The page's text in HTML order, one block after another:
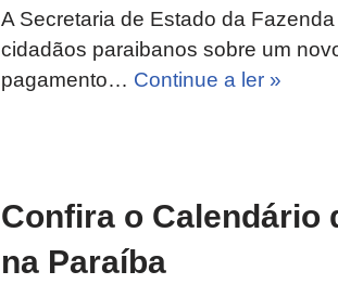
A Secretaria de Estado da
cidadãos paraibanos sobre um
pagamento… Continue a ler »
Confira o Calendário
na Paraíba